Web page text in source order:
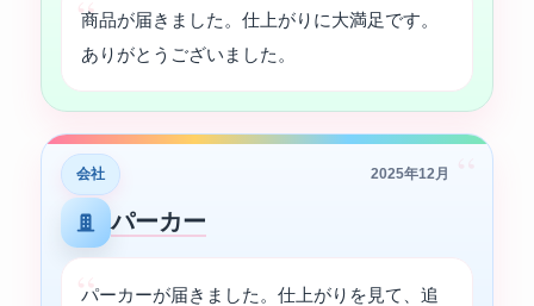
商品が届きました。仕上がりに大満足です。
ありがとうございました。
会社 2025年12月
パーカー
パーカーが届きました。仕上がりを見て、追